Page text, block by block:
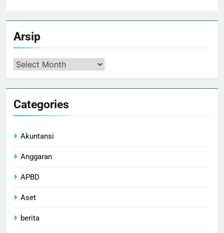
Arsip
Arsip
Categories
Akuntansi
Anggaran
APBD
Aset
berita